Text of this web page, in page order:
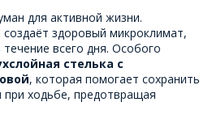
для активной жизни.
создаёт здоровый микроклимат,
всего дня. Особого
стелька с
, которая помогает сохранить
при ходьбе, предотвращая